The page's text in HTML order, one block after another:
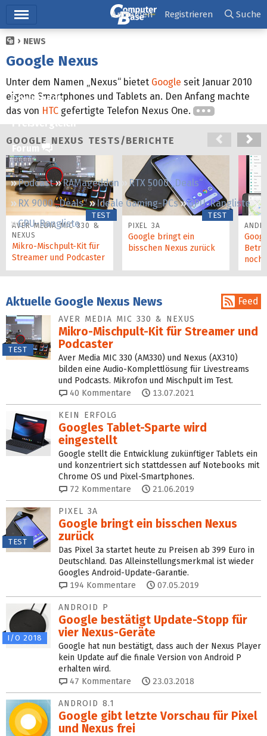
Ticker
Downloads
Preisvergleich
Forum
Podcast RAMageddon
RTX 5000 „Deals“
RX 9000 „Deals“
Ideale Gaming-PCs
GPU-Rangliste
CPU-Rangliste
Anmelden Registrieren Suche
NEWS
Google Nexus
Unter dem Namen „Nexus“ bietet Google seit Januar 2010
eigene Smartphones und Tablets an. Den Anfang machte
das von HTC gefertigte Telefon Nexus One.
GOOGLE NEXUS TESTS/BERICHTE
TEST
AVER MEDIA MIC 330 &
NEXUS
Mikro-Mischpult-Kit für
Streamer und Podcaster
TEST
PIXEL 3A
Google bringt ein
bisschen Nexus zurück
noch
Aktuelle Google Nexus News Feed
TEST
AVER MEDIA MIC 330 & NEXUS
Mikro-Mischpult-Kit für Streamer und
Podcaster
Aver Media MIC 330 (AM330) und Nexus (AX310)
bilden eine Audio-Komplettlösung für Livestreams
und Podcasts. Mikrofon und Mischpult im Test.
40 Kommentare 13.07.2021
KEIN ERFOLG
Googles Tablet-Sparte wird
eingestellt
Google stellt die Entwicklung zukünftiger Tablets ein
und konzentriert sich stattdessen auf Notebooks mit
Chrome OS und Pixel-Smartphones.
72 Kommentare 21.06.2019
TEST
PIXEL 3A
Google bringt ein bisschen Nexus
zurück
Das Pixel 3a startet heute zu Preisen ab 399 Euro in
Deutschland. Das Alleinstellungsmerkmal ist wieder
Googles Android-Update-Garantie.
194 Kommentare 07.05.2019
I/O 2018
ANDROID P
Google bestätigt Update-Stopp für
vier Nexus-Geräte
Google hat nun bestätigt, dass auch der Nexus Player
kein Update auf die finale Version von Android P
erhalten wird.
47 Kommentare 23.03.2018
ANDROID 8.1
Google gibt letzte Vorschau für Pixel
und Nexus frei